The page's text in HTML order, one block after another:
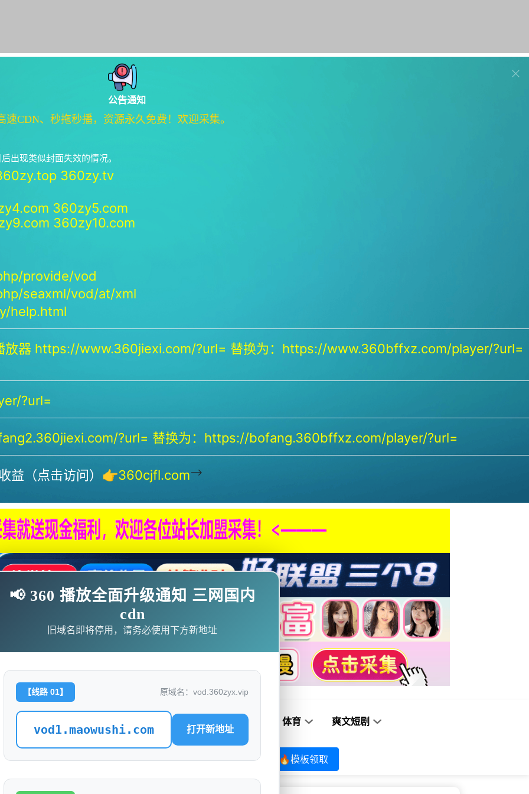
公告通知
CDN、秒拖秒播，资源永久免费！欢迎采集。
出现类似封面失效的情况。
360zy.tv
360zy5.com
360zy10.com
provide/vod
seaxml/vod/at/xml
help.html
放器 https://www.360jiexi.com/?url= 替换为：https://www.360bffxz.com/player/?url=
?url=
?url= 替换为：https://bofang.360bffxz.com/player/?url=
益（点击访问）👉360cjfl.com-->
动漫 伦理片 体育 爽文短剧
🗨求片必应 🎉福利赞助 🎉演示站 🔥模板领取
📢 360 播放全面升级通知 三网国内
cdn
旧域名即将停用，请务必使用下方新地址
【线路 01】 原域名：vod.360zyx.vip
vod1.maowushi.com 打开新地址